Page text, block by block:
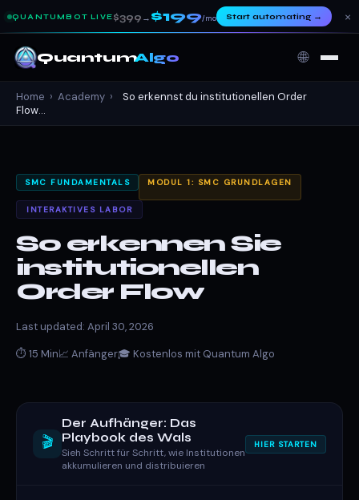
QUANTUMBOT LIVE $399 → $199/mo Start automating→ ×
QuantumAlgo 🌐
Home › Academy ›
So erkennst du institutionellen Order
Flow...
SMC FUNDAMENTALS MODUL 1: SMC GRUNDLAGEN
INTERAKTIVES LABOR
So erkennen Sie
institutionellen
Order Flow
Last updated: April 30, 2026
⏱ 15 Min📈 Anfänger🎓 Kostenlos mit Quantum Algo
🎬
Der Aufhänger: Das
Playbook des Wals
Sieh Schritt für Schritt, wie Institutionen
akkumulieren und distribuieren
HIER STARTEN